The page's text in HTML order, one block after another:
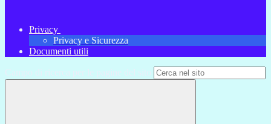
Privacy
Privacy e Sicurezza
Documenti utili
Campo di ricerca per le pagine del sito